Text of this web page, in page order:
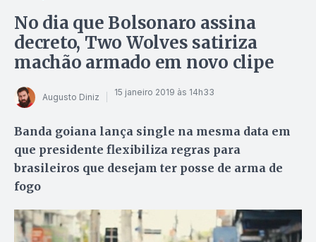
No dia que Bolsonaro assina
decreto, Two Wolves satiriza
machão armado em novo clipe
Augusto Diniz 15 janeiro 2019 às 14h33
Banda goiana lança single na mesma data em
que presidente flexibiliza regras para
brasileiros que desejam ter posse de arma de
fogo